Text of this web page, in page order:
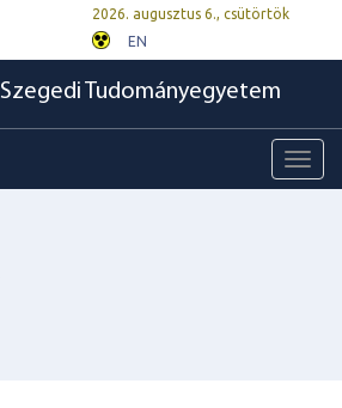
2026. augusztus 6., csütörtök
EN
Szegedi Tudományegyetem